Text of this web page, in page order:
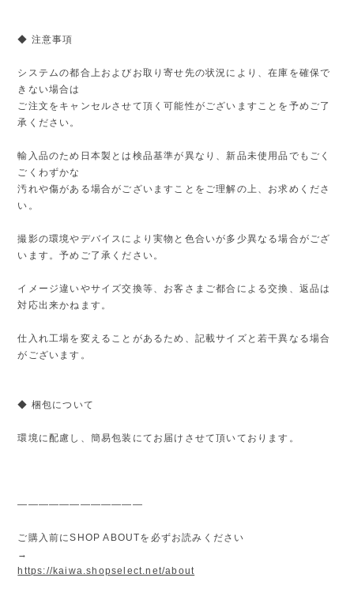
◆ 注意事項
システムの都合上およびお取り寄せ先の状況により、在庫を確保で
きない場合は
ご注文をキャンセルさせて頂く可能性がございますことを予めご了
承ください。
輸入品のため日本製とは検品基準が異なり、新品未使用品でもごく
ごくわずかな
汚れや傷がある場合がございますことをご理解の上、お求めくださ
い。
撮影の環境やデバイスにより実物と色合いが多少異なる場合がござ
います。予めご了承ください。
イメージ違いやサイズ交換等、お客さまご都合による交換、返品は
対応出来かねます。
仕入れ工場を変えることがあるため、記載サイズと若干異なる場合
がございます。
◆ 梱包について
環境に配慮し、簡易包装にてお届けさせて頂いております。
————————————
ご購入前にSHOP ABOUTを必ずお読みください
→
https://kaiwa.shopselect.net/about